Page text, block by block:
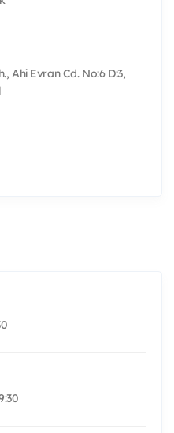
Ahi Evran Cd. No:6 D:3,